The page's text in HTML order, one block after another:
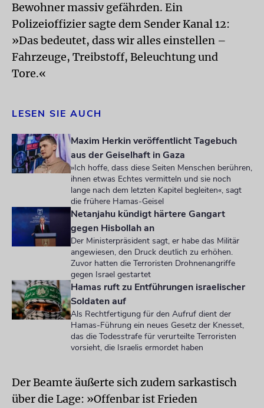
Bewohner massiv gefährden. Ein
Polizeioffizier sagte dem Sender Kanal 12:
»Das bedeutet, dass wir alles einstellen –
Fahrzeuge, Treibstoff, Beleuchtung und
Tore.«
LESEN SIE AUCH
Maxim Herkin veröffentlicht Tagebuch
aus der Geiselhaft in Gaza
»Ich hoffe, dass diese Seiten Menschen berühren,
ihnen etwas Echtes vermitteln und sie noch
lange nach dem letzten Kapitel begleiten«, sagt
die frühere Hamas-Geisel
Netanjahu kündigt härtere Gangart
gegen Hisbollah an
Der Ministerpräsident sagt, er habe das Militär
angewiesen, den Druck deutlich zu erhöhen.
Zuvor hatten die Terroristen Drohnenangriffe
gegen Israel gestartet
Hamas ruft zu Entführungen israelischer
Soldaten auf
Als Rechtfertigung für den Aufruf dient der
Hamas-Führung ein neues Gesetz der Knesset,
das die Todesstrafe für verurteilte Terroristen
vorsieht, die Israelis ermordet haben
Der Beamte äußerte sich zudem sarkastisch
über die Lage: »Offenbar ist Frieden